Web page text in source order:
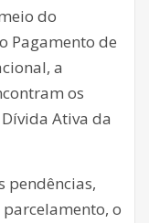
do
Pagamento de
a
os
Ativa da
pendências,
o